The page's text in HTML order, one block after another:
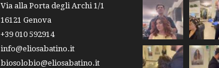
Via alla Porta degli Archi 1/1
16121 Genova
+39 010 592914
info@eliosabatino.it
biosolobio@eliosabatino.it